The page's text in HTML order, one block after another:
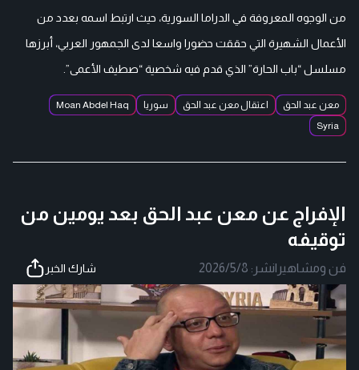
من الوجوه المعروفة في الدراما السورية، حيث ارتبط اسمه بعدد من
الأعمال الشهيرة التي حققت حضورا واسعا لدى الجمهور العربي، أبرزها
مسلسل “باب الحارة” الذي قدم فيه شخصية “صطيف الأعمى”.
معن عبد الحق اعتقال معن عبد الحق سوريا
Moan Abdel Haq
Syria
الإفراج عن معن عبد الحق بعد يومين من
توقيفه
فن ومشاهير |نشر: 2026/5/8 شارك الخبر